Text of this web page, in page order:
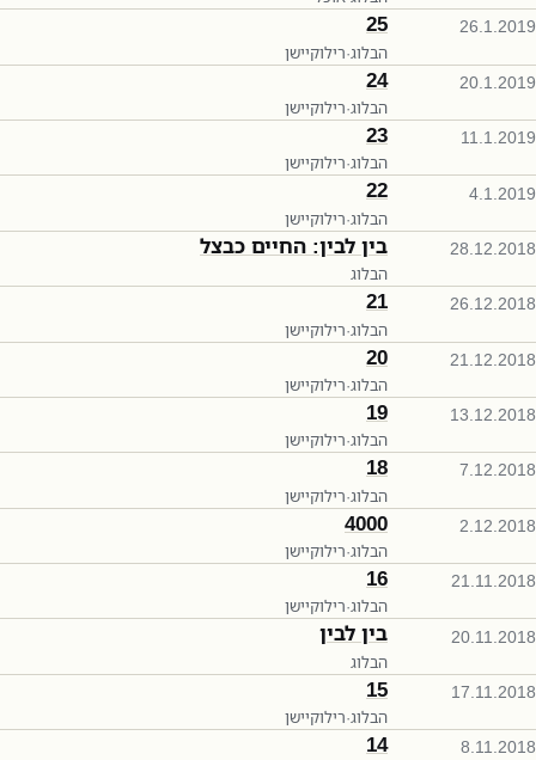
26.1.2019
25
הבלוג·רילוקיישן
20.1.2019
24
הבלוג·רילוקיישן
11.1.2019
23
הבלוג·רילוקיישן
4.1.2019
22
הבלוג·רילוקיישן
28.12.2018 בין לבין: החיים כבצל
הבלוג
26.12.2018
21
הבלוג·רילוקיישן
21.12.2018
20
הבלוג·רילוקיישן
13.12.2018
19
הבלוג·רילוקיישן
7.12.2018
18
הבלוג·רילוקיישן
2.12.2018
4000
הבלוג·רילוקיישן
21.11.2018
16
הבלוג·רילוקיישן
20.11.2018 בין לבין
הבלוג
17.11.2018
15
הבלוג·רילוקיישן
8.11.2018
14